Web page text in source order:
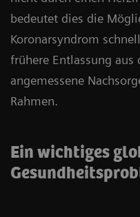
bedeutet dies die
Koronarsyndrom
frühere Entlassung
angemessene
Rahmen.
Ein wichtiges